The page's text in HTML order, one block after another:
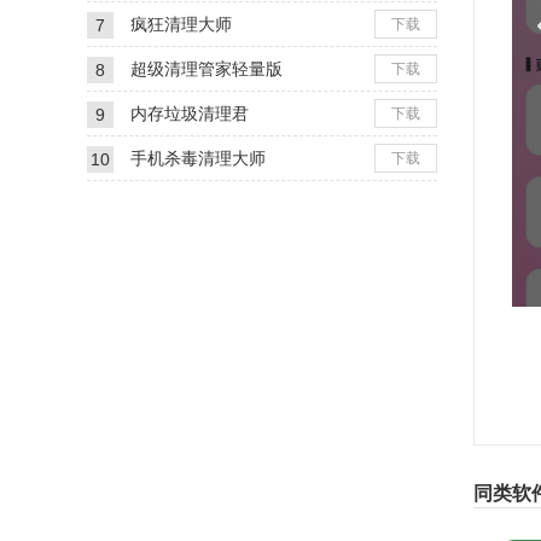
7 疯狂清理大师 下载
8 超级清理管家轻量版 下载
9 内存垃圾清理君 下载
10 手机杀毒清理大师 下载
同类软